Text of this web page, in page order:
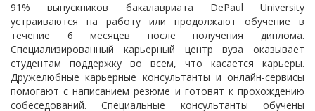
91% выпускников бакалавриата DePaul University
устраиваются на работу или продолжают обучение в
течение 6 месяцев после получения диплома.
Специализированный карьерный центр вуза оказывает
студентам поддержку во всем, что касается карьеры.
Дружелюбные карьерные консультанты и онлайн-сервисы
помогают с написанием резюме и готовят к прохождению
собеседований. Специальные консультанты обучены